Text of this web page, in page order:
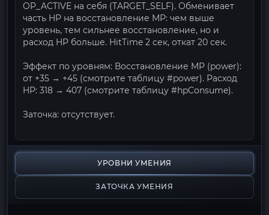
OP_ACTIVE на себя (TARGET_SELF). Обменивает
часть HP на восстановление MP: чем выше
уровень, тем сильнее восстановление, но и
расход HP больше. HitTime 2 сек, откат 20 сек.
Эффект по уровням: Восстановление MP (power):
от +35 → +45 (смотрите таблицу #power). Расход
HP: 318 → 407 (смотрите таблицу #hpConsume).
Заточка: отсутствует.
УРОВНИ УМЕНИЯ
ЗАТОЧКА УМЕНИЯ